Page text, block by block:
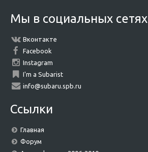
Мы в социальных сетях
Вконтакте
Facebook
Instagram
I'm a Subarist
info@subaru.spb.ru
Ссылки
Главная
Форум